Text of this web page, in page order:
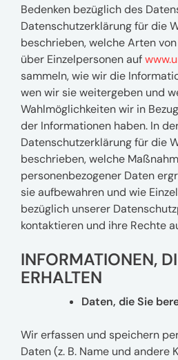
Bedenken bezüglich des
Datenschutzerklärung für die
beschrieben, welche Arten
über Einzelpersonen auf
sammeln, wie wir die
wen wir sie weitergeben und
Wahlmöglichkeiten wir in
der Informationen haben. In
Datenschutzerklärung für die
beschrieben, welche
personenbezogener Daten
sie aufbewahren und wie
bezüglich unserer
kontaktieren und ihre Rechte
INFORMATIONEN,
ERHALTEN
Daten, die Sie
Wir erfassen und speichern
Daten (z. B. Name und andere